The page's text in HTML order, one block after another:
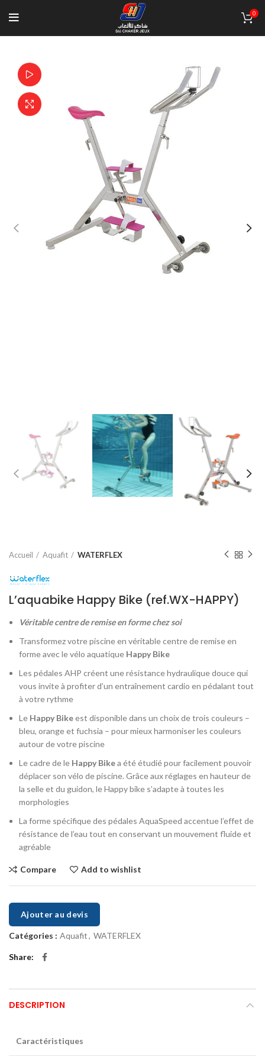
0
Click to enlarge
Accueil Aquafit WATERFLEX
L’aquabike Happy Bike (ref.WX-HAPPY)
Véritable centre de remise en forme chez soi
Transformez votre piscine en véritable centre de remise en
forme avec le vélo aquatique Happy Bike
Les pédales AHP créent une résistance hydraulique douce qui
vous invite à profiter d’un entraînement cardio en pédalant tout
à votre rythme
Le Happy Bikeest disponible dans un choix de trois couleurs –
bleu, orange et fuchsia – pour mieux harmoniser les couleurs
autour de votre piscine
Le cadre de le Happy Bikea été étudié pour facilement pouvoir
déplacer son vélo de piscine. Grâce aux réglages en hauteur de
la selle et du guidon, le Happy bike s’adapte à toutes les
morphologies
La forme spécifique des pédales AquaSpeed accentue l’effet de
résistance de l’eau tout en conservant un mouvement fluide et
agréable
Compare Add to wishlist
Ajouter au devis
Catégories : Aquafit, WATERFLEX
Share
DESCRIPTION
Caractéristiques